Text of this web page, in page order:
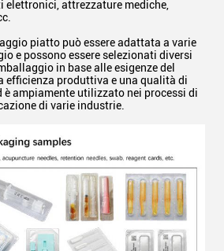
elettronici, attrezzature mediche,
piatto può essere adattata a varie
e possono essere selezionati diversi
in base alle esigenze del
efficienza produttiva e una qualità di
ampiamente utilizzato nei processi di
di varie industrie.